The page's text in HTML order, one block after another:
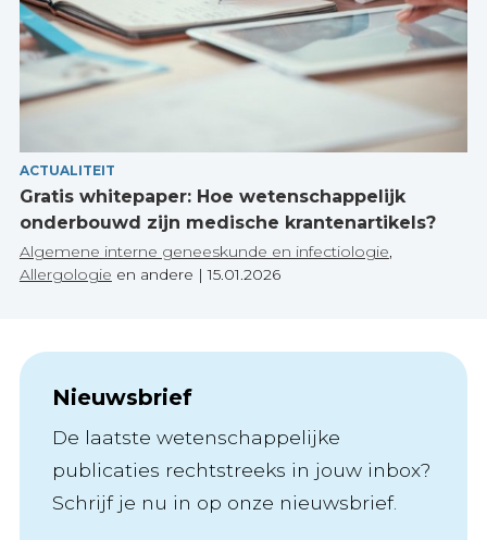
ACTUALITEIT
Gratis whitepaper: Hoe wetenschappelijk
onderbouwd zijn medische krantenartikels?
Algemene interne geneeskunde en infectiologie
Allergologie en andere |15.01.2026
Nieuwsbrief
De laatste wetenschappelijke
publicaties rechtstreeks in jouw inbox?
Schrijf je nu in op onze nieuwsbrief.